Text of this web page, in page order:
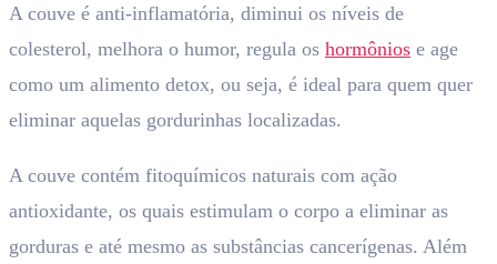
A couve é anti-inflamatória, diminui os níveis de
colesterol, melhora o humor, regula os hormônios e age
como um alimento detox, ou seja, é ideal para quem quer
eliminar aquelas gordurinhas localizadas.
A couve contém fitoquímicos naturais com ação
antioxidante, os quais estimulam o corpo a eliminar as
gorduras e até mesmo as substâncias cancerígenas. Além